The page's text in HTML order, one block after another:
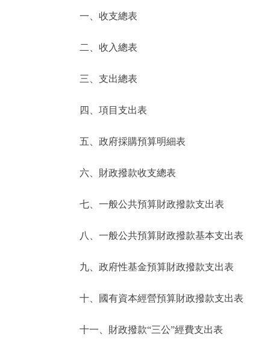
12345網上接訴即辦
參與調查
走進北京
北京概況
綠色北京
ENGLISH
一、收支總表
二、收入總表
三、支出總表
四、項目支出表
五、政府採購預算明細表
六、財政撥款收支總表
七、一般公共預算財政撥款支出表
八、一般公共預算財政撥款基本支出表
九、政府性基金預算財政撥款支出表
十、國有資本經營預算財政撥款支出表
十一、財政撥款“三公”經費支出表